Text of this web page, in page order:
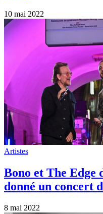
10 mai 2022
Artistes
Bono et The Edge
donné un concert
8 mai 2022